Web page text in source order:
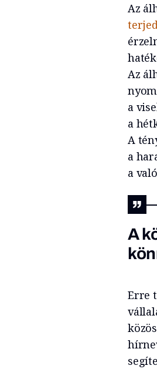
Az
Az
a
a
A
a
a
A
Erre